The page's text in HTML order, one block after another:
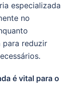
especializada
no
para reduzir
é vital para o